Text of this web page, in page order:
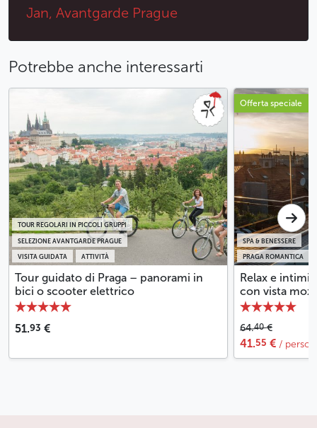
Jan, Avantgarde Prague
Potrebbe anche interessarti
VISITA GUIDATA ATTIVITÀ
SELEZIONE AVANTGARDE PRAGUE
TOUR REGOLARI IN PICCOLI GRUPPI
Tour guidato di Praga – panorami in
bici o scooter elettrico
51.93 €
Offerta speciale
PRAGA ROMANTICA
SPA & BENESSERE
Relax e
con vista
64.40€
41.55 € /